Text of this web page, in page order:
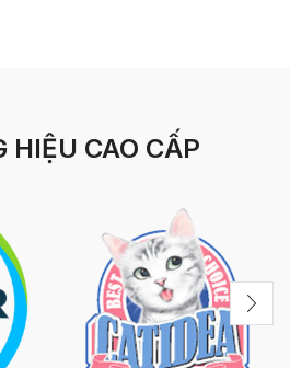
HIỆU CAO CẤP